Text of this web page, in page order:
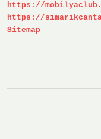
https://
https://
Sitemap